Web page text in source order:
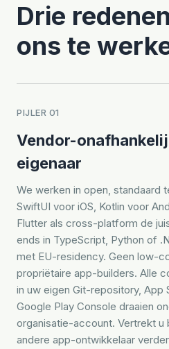
Drie
ons te
PIJLER 01
Vendor-
eigenaar
We werken in open, standaard
SwiftUI voor iOS, Kotlin voor
Flutter als cross-platform de
ends in TypeScript, Python of
met EU-residency. Geen low-
propriëtaire app-builders. Alle
in uw eigen Git-repository, App
Google Play Console draaien
organisatie-account. Vertrekt u
andere app-ontwikkelaar